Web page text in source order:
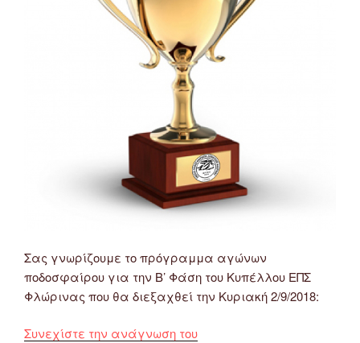
Κατηγορία
5η
Αγωνιστική)”
Σας γνωρίζουμε το πρόγραμμα αγώνων
ποδοσφαίρου για την Β’ Φάση του Κυπέλλου ΕΠΣ
Φλώρινας που θα διεξαχθεί την Κυριακή 2/9/2018:
Συνεχίστε την ανάγνωση του“Πρόγραμμα